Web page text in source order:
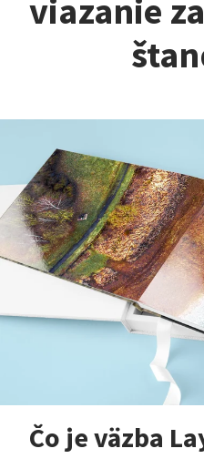
viazanie
Čo je väzba